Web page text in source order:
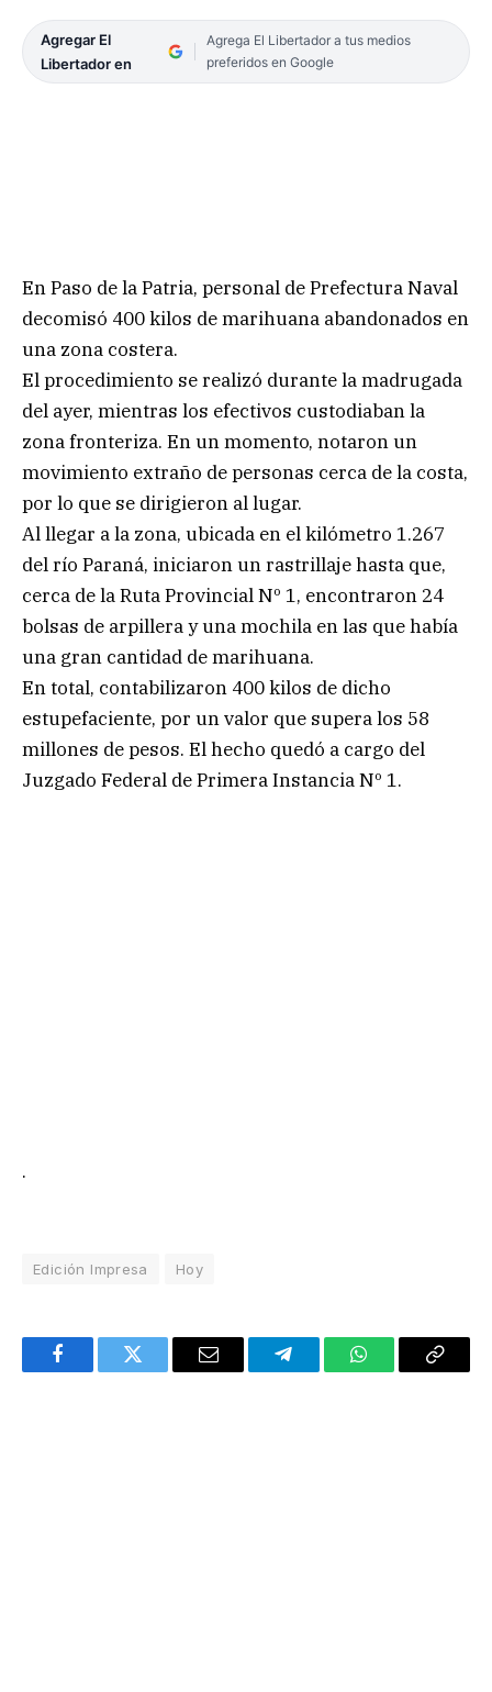
Agregar El
Libertador en
Agrega El Libertador a tus medios
preferidos en Google
En Paso de la Patria, personal de Prefectura Naval
decomisó 400 kilos de marihuana abandonados en
una zona costera.
El procedimiento se realizó durante la madrugada
del ayer, mientras los efectivos custodiaban la
zona fronteriza. En un momento, notaron un
movimiento extraño de personas cerca de la costa,
por lo que se dirigieron al lugar.
Al llegar a la zona, ubicada en el kilómetro 1.267
del río Paraná, iniciaron un rastrillaje hasta que,
cerca de la Ruta Provincial Nº 1, encontraron 24
bolsas de arpillera y una mochila en las que había
una gran cantidad de marihuana.
En total, contabilizaron 400 kilos de dicho
estupefaciente, por un valor que supera los 58
millones de pesos. El hecho quedó a cargo del
Juzgado Federal de Primera Instancia Nº 1.
.
Edición Impresa Hoy
FacebookTwitter Email TelegramWhatsAppCopy